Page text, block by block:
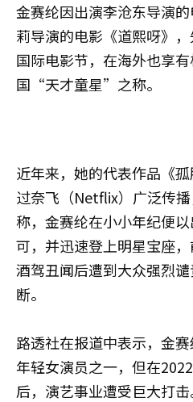
金赛纶因出演李沧东导演
莉导演的电影《道熙呀》
国际电影节，在海外也享
国“天才童星”之称。
近年来，她的代表作品《
过奈飞（Netflix）广泛传
称，金赛纶在小小年纪便
可，并迅速登上明星宝座
酒驾丑闻后遭到大众强烈
断。
路透社在报道中表示，金
年轻女演员之一，但在
后，演艺事业遭受巨大打